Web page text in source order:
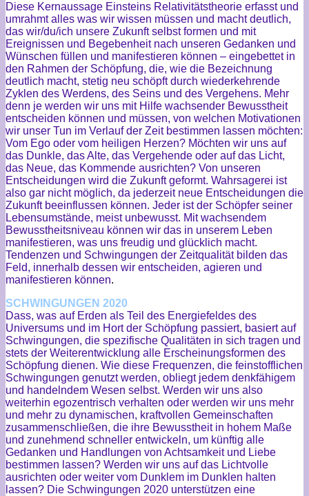
Diese Kernaussage Einsteins Relativitätstheorie erfasst und
umrahmt alles was wir wissen müssen und macht deutlich,
das wir/du/ich unsere Zukunft selbst formen und mit
Ereignissen und Begebenheit nach unseren Gedanken und
Wünschen füllen und manifestieren können – eingebettet in
den Rahmen der Schöpfung, die, wie die Bezeichnung
deutlich macht, stetig neu schöpft durch wiederkehrende
Zyklen des Werdens, des Seins und des Vergehens. Mehr
denn je werden wir uns mit Hilfe wachsender Bewusstheit
entscheiden können und müssen, von welchen Motivationen
wir unser Tun im Verlauf der Zeit bestimmen lassen möchten:
Vom Ego oder vom heiligen Herzen? Möchten wir uns auf
das Dunkle, das Alte, das Vergehende oder auf das Licht,
das Neue, das Kommende ausrichten? Von unseren
Entscheidungen wird die Zukunft geformt. Wahrsagerei ist
also gar nichtmöglich, da jederzeit neue Entscheidungen die
Zukunft beeinflussen können. Jeder ist der Schöpfer seiner
Lebensumstände, meist unbewusst. Mit wachsendem
Bewusstheitsniveau können wir das in unserem Leben
manifestieren, was uns freudig und glücklich macht.
Tendenzen und Schwingungen der Zeitqualität bilden das
Feld, innerhalb dessen wir entscheiden, agieren und
manifestieren können.
SCHWINGUNGEN 2020
Dass, was auf Erden als Teil des Energiefeldes des
Universums und im Hort der Schöpfung passiert, basiert auf
Schwingungen, die spezifische Qualitäten in sich tragen und
stets der Weiterentwicklung alle Erscheinungsformen des
Schöpfung dienen. Wie diese Frequenzen, die feinstofflichen
Schwingungen genutzt werden, obliegt jedem denkfähigem
und handelndem Wesen selbst. Werden wir uns also
weiterhin egozentrisch verhalten oder werden wir uns mehr
und mehr zu dynamischen, kraftvollen Gemeinschaften
zusammenschließen, die ihre Bewusstheit in hohem Maße
und zunehmend schneller entwickeln, um künftig alle
Gedanken und Handlungen von Achtsamkeit und Liebe
bestimmen lassen? Werden wir uns auf das Lichtvolle
ausrichten oder weiter vom Dunklem im Dunklen halten
lassen? Die Schwingungen 2020 unterstützen eine